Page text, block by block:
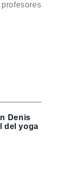
Denis
del yoga